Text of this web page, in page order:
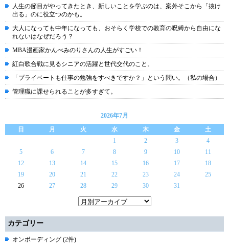
人生の節目がやってきたとき、新しいことを学ぶのは、案外そこから「抜け
出る」のに役立つのかも。
大人になっても中年になっても、おそらく学校での教育の呪縛から自由にな
れないはなぜだろう？
MBA漫画家かんべみのりさんの人生がすごい！
紅白歌合戦に見るシニアの活躍と世代交代のこと。
「プライベートも仕事の勉強をすべきですか？」という問い。（私の場合）
管理職に課せられることが多すぎて。
2026年7月
日
月 火 水 木 金
土
1
2 3
4
5
6 7 8 9 10
11
12
13 14 15 16 17
18
19
20 21 22 23 24
25
26
27 28 29 30 31
カテゴリー
オンボーディング (2件)